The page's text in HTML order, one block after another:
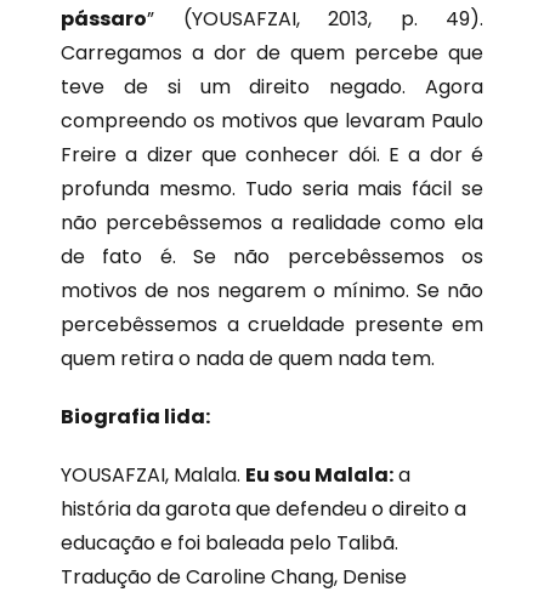
pássaro” (YOUSAFZAI, 2013, p. 49).
Carregamos a dor de quem percebe que
teve de si um direito negado. Agora
compreendo os motivos que levaram Paulo
Freire a dizer que conhecer dói. E a dor é
profunda mesmo. Tudo seria mais fácil se
não percebêssemos a realidade como ela
de fato é. Se não percebêssemos os
motivos de nos negarem o mínimo. Se não
percebêssemos a crueldade presente em
quem retira o nada de quem nada tem.
Biografia lida:
YOUSAFZAI, Malala. Eu sou Malala:a
história da garota que defendeu o direito a
educação e foi baleada pelo Talibã.
Tradução de Caroline Chang, Denise